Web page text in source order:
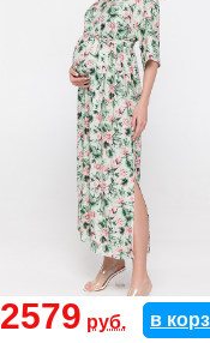
2579 руб. в